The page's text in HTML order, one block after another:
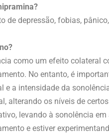
de depressão, fobias, pânico,
como um efeito colateral
No entanto, é
e a intensidade da
alterando os níveis de
levando à sonolência
e estiver